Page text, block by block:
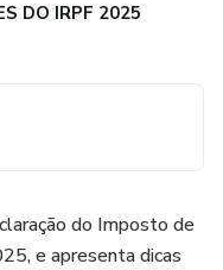
DO IRPF 2025
do Imposto de
e apresenta dicas